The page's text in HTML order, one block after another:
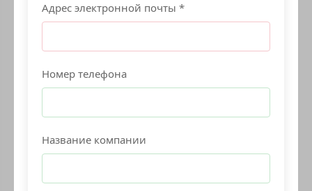
Адрес электронной почты *
Номер телефона
Название компании